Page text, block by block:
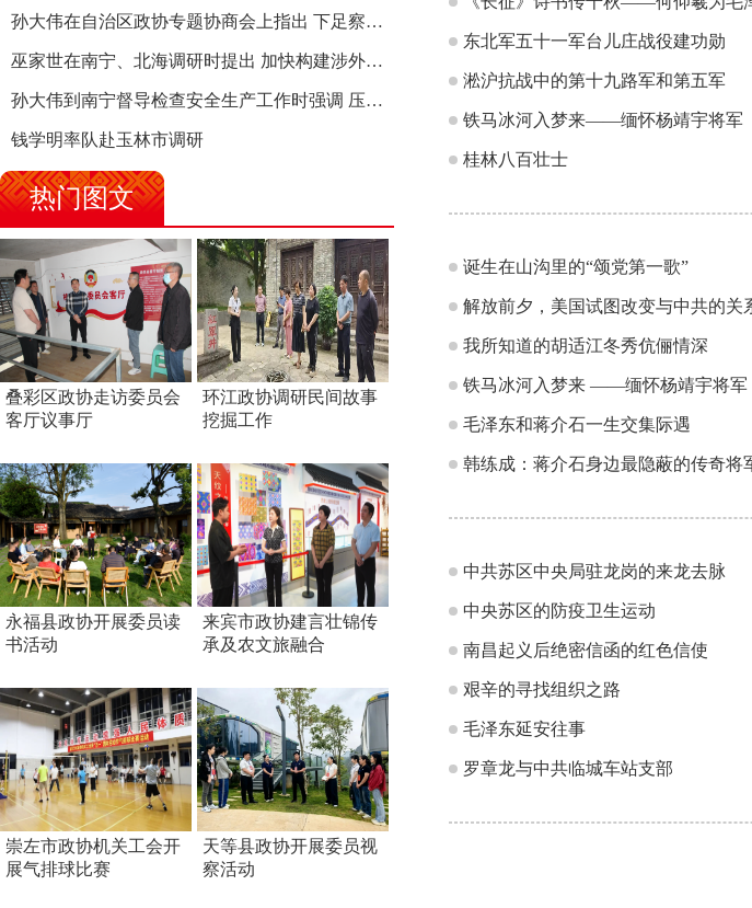
孙大伟在自治区政协专题协商会上指出 下足察识谋督之功 恪尽服务大局之责 助推有色金属、关键金属产业高质量发展
巫家世在南宁、北海调研时提出 加快构建涉外法律供给集群 护航向海经济高质量发展
孙大伟到南宁督导检查安全生产工作时强调 压紧压实责任 狠抓隐患整治 坚决筑牢安全生产防线
钱学明率队赴玉林市调研
热门图文
叠彩区政协走访委员会
客厅议事厅
环江政协调研民间故事
挖掘工作
永福县政协开展委员读
书活动
来宾市政协建言壮锦传
承及农文旅融合
崇左市政协机关工会开
展气排球比赛
天等县政协开展委员视
察活动
东北军五十一军台儿庄战役建功勋
淞沪抗战中的第十九路军和第五军
铁马冰河入梦来——缅怀杨靖宇将军
桂林八百壮士
诞生在山沟里的“颂党第一歌”
解放前夕，美国试图改变与中共的关
我所知道的胡适江冬秀伉俪情深
铁马冰河入梦来 ——缅怀杨靖宇将军
毛泽东和蒋介石一生交集际遇
韩练成：蒋介石身边最隐蔽的传奇将
中共苏区中央局驻龙岗的来龙去脉
中央苏区的防疫卫生运动
南昌起义后绝密信函的红色信使
艰辛的寻找组织之路
毛泽东延安往事
罗章龙与中共临城车站支部